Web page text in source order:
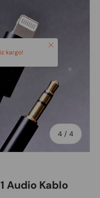
4 / of
4
kargo!
Close
Audio Kablo